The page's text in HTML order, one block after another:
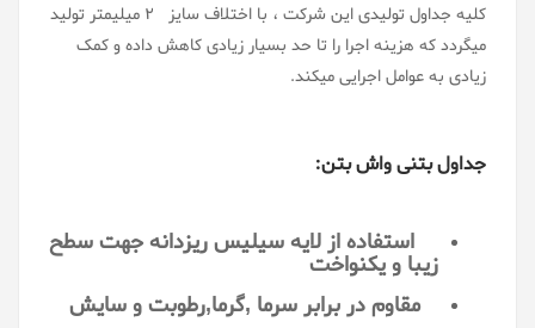
کلیه جداول تولیدی این شرکت ، با اختلاف سایز 2 میلیمتر تولید
میگردد که هزینه اجرا را تا حد بسیار زیادی کاهش داده و کمک
زیادی به عوامل اجرایی میکند.
جداول بتنی واش بتن:
استفاده از لایه سیلیس ریزدانه جهت سطح
زیبا و یکنواخت
مقاوم در برابر سرما ,گرما,رطوبت و سایش